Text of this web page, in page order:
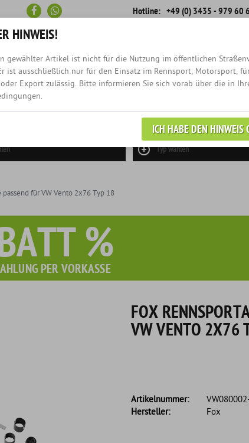
Hotline: +49 (0) 3435 - 979 60
Schneller
Versand
Rückruf-
Service
NEWS
Typ wählen
für VW Vento 2x76 Typ 18
%
PER VORKASSE
FOX
VW VENTO 2X76
Artikelnummer:
Hersteller:
Fox
Rain-X Regenabweiser!
HINWEIS!
gewählter Artikel ist nicht für die Nutzung im öffentlichen
ist ausschließlich nur für den Einsatz im Rennsport, Motorsport,
oder Export zulässig. Bitte informieren Sie sich vorab über die in
ICH HABE DEN HINWEIS